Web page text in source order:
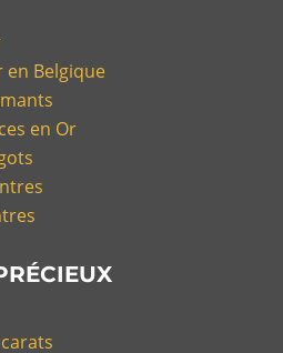
en Belgique
en Or